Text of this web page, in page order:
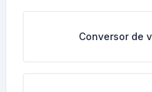
Conversor de